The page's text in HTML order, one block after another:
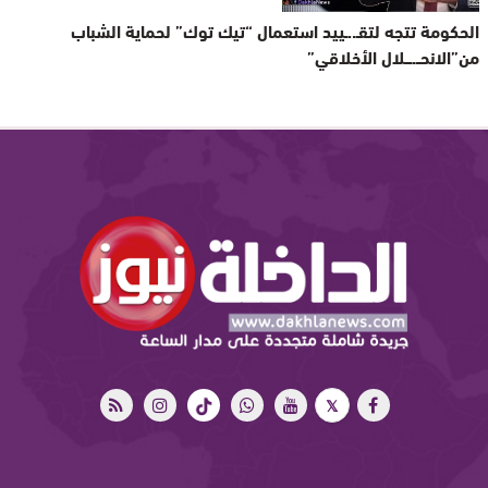
الحكومة تتجه لتقـ..ـييد استعمال “تيك توك” لحماية الشباب
من”الانحــ.ـــلال الأخلاقي”